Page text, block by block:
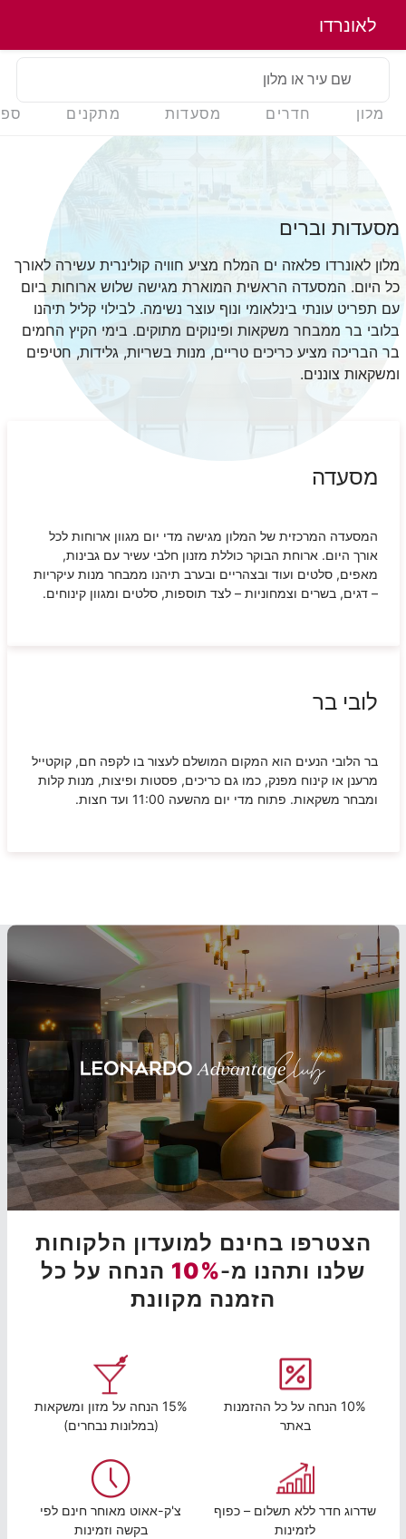
לאונרדו
שם עיר או מלון
מלון חדרים מסעדות מתקנים
מסעדות וברים
מלון לאונרדו פלאזה ים המלח מציע חוויה קולינרית עשירה לאורך
כל היום. המסעדה הראשית המוארת מגישה שלוש ארוחות ביום
עם תפריט עונתי בינלאומי ונוף עוצר נשימה. לבילוי קליל תיהנו
בלובי בר ממבחר משקאות ופינוקים מתוקים. בימי הקיץ החמים
בר הבריכה מציע כריכים טריים, מנות בשריות, גלידות, חטיפים
ומשקאות צוננים.
מסעדה
המסעדה המרכזית של המלון מגישה מדי יום מגוון ארוחות לכל
אורך היום. ארוחת הבוקר כוללת מזנון חלבי עשיר עם גבינות,
מאפים, סלטים ועוד ובצהריים ובערב תיהנו ממבחר מנות עיקריות
– דגים, בשרים וצמחוניות – לצד תוספות, סלטים ומגוון קינוחים.
לובי בר
בר הלובי הנעים הוא המקום המושלם לעצור בו לקפה חם, קוקטייל
מרענן או קינוח מפנק, כמו גם כריכים, פסטות ופיצות, מנות קלות
ומבחר משקאות. פתוח מדי יום מהשעה 11:00 ועד חצות.
הצטרפו בחינם למועדון הלקוחות
שלנו ותהנו מ-10% הנחה על כל
הזמנה מקוונת
10% הנחה על כל ההזמנות
באתר
15% הנחה על מזון ומשקאות
(במלונות נבחרים)
שדרוג חדר ללא תשלום – כפוף
לזמינות
צ'ק-אאוט מאוחר חינם לפי
בקשה וזמינות